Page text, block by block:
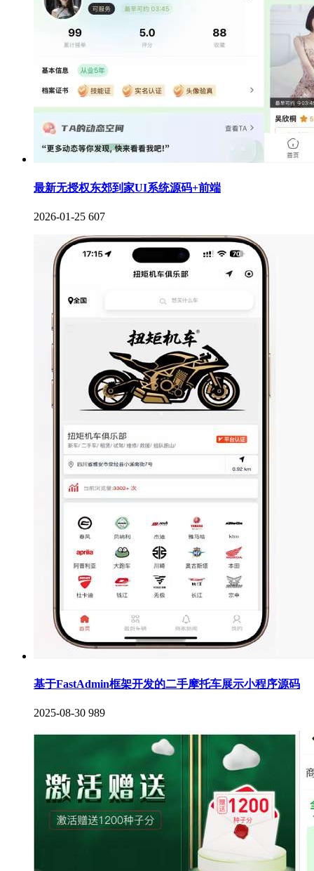
最新无授权东郊到家UI系统源码+前端
2026-01-25 607
基于FastAdmin框架开发的二手摩托车展示小程序源码
2025-08-30 989